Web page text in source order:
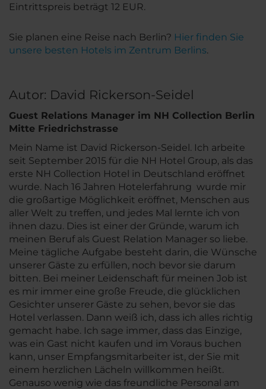
Eintrittspreis beträgt 12 EUR.
Sie planen eine Reise nach Berlin? Hier finden Sie
unsere besten Hotels im Zentrum Berlins.
Autor: David Rickerson-Seidel
Guest Relations Manager im NH Collection Berlin
Mitte Friedrichstrasse
Mein Name ist David Rickerson-Seidel. Ich arbeite
seit September 2015 für die NH Hotel Group, als das
erste NH Collection Hotel in Deutschland eröffnet
wurde. Nach 16 Jahren Hotelerfahrung wurde mir
die großartige Möglichkeit eröffnet, Menschen aus
aller Welt zu treffen, und jedes Mal lernte ich von
ihnen dazu. Dies ist einer der Gründe, warum ich
meinen Beruf als Guest Relation Manager so liebe.
Meine tägliche Aufgabe besteht darin, die Wünsche
unserer Gäste zu erfüllen, noch bevor sie darum
bitten. Bei meiner Leidenschaft für meinen Job ist
es mir immer eine große Freude, die glücklichen
Gesichter unserer Gäste zu sehen, bevor sie das
Hotel verlassen. Dann weiß ich, dass ich alles richtig
gemacht habe. Ich sage immer, dass das Einzige,
was ein Gast nicht kaufen und im Voraus buchen
kann, unser Empfangsmitarbeiter ist, der Sie mit
einem herzlichen Lächeln willkommen heißt.
Genauso wenig wie das freundliche Personal am